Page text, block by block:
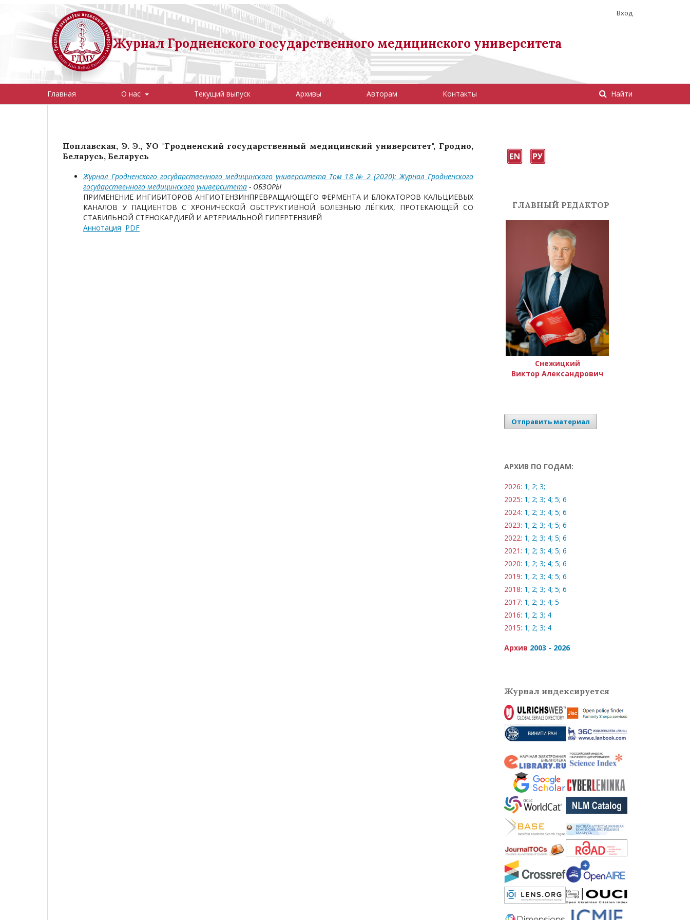
Журнал Гродненского государственного медицинского университета
Главная О нас Текущий выпуск Архивы Авторам Контакты Найти
Вход
Поплавская, Э. Э., УО "Гродненский государственный медицинский университет", Гродно,
Беларусь, Беларусь
Журнал Гродненского государственного медицинского университета Том 18 № 2 (2020): Журнал Гродненского
государственного медицинского университета - ОБЗОРЫ
ПРИМЕНЕНИЕ ИНГИБИТОРОВ АНГИОТЕНЗИНПРЕВРАЩАЮЩЕГО ФЕРМЕНТА И БЛОКАТОРОВ КАЛЬЦИЕВЫХ
КАНАЛОВ У ПАЦИЕНТОВ С ХРОНИЧЕСКОЙ ОБСТРУКТИВНОЙ БОЛЕЗНЬЮ ЛЁГКИХ, ПРОТЕКАЮЩЕЙ СО
СТАБИЛЬНОЙ СТЕНОКАРДИЕЙ И АРТЕРИАЛЬНОЙ ГИПЕРТЕНЗИЕЙ
Аннотация PDF
ГЛАВНЫЙ РЕДАКТОР
Снежицкий
Виктор Александрович
Отправить материал
АРХИВ ПО ГОДАМ:
2026: 1; 2; 3;
2025: 1; 2; 3; 4; 5; 6
2024: 1; 2; 3; 4; 5; 6
2023: 1; 2; 3; 4; 5; 6
2022: 1; 2; 3; 4; 5; 6
2021: 1; 2; 3; 4; 5; 6
2020: 1; 2; 3; 4; 5; 6
2019: 1; 2; 3; 4; 5; 6
2018: 1; 2; 3; 4; 5; 6
2017: 1; 2; 3; 4; 5
2016: 1; 2; 3; 4
2015: 1; 2; 3; 4
Архив 2003 - 2026
Журнал индексируется